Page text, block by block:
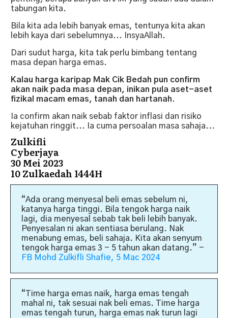
tabungan kita.
Bila kita ada lebih banyak emas, tentunya kita akan
lebih kaya dari sebelumnya... InsyaAllah.
Dari sudut harga, kita tak perlu bimbang tentang
masa depan harga emas.
Kalau harga karipap Mak Cik Bedah pun confirm
akan naik pada masa depan, inikan pula aset-aset
fizikal macam emas, tanah dan hartanah.
Ia confirm akan naik sebab faktor inflasi dan risiko
kejatuhan ringgit... Ia cuma persoalan masa sahaja...
Zulkifli
Cyberjaya
30 Mei 2023
10 Zulkaedah 1444H
“Ada orang menyesal beli emas sebelum ni,
katanya harga tinggi. Bila tengok harga naik
lagi, dia menyesal sebab tak beli lebih banyak.
Penyesalan ni akan sentiasa berulang. Nak
menabung emas, beli sahaja. Kita akan senyum
tengok harga emas 3 - 5 tahun akan datang.” -
FB Mohd Zulkifli Shafie, 5 Mac 2024
“Time harga emas naik, harga emas tengah
mahal ni, tak sesuai nak beli emas. Time harga
emas tengah turun, harga emas nak turun lagi